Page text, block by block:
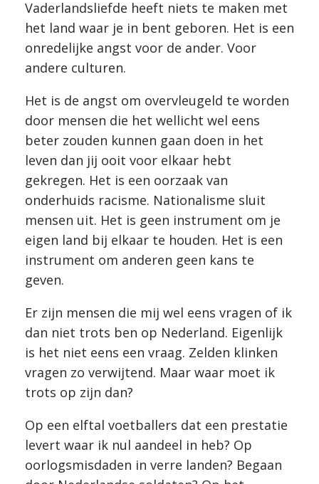
Vaderlandsliefde heeft niets te maken met
het land waar je in bent geboren. Het is een
onredelijke angst voor de ander. Voor
andere culturen.
Het is de angst om overvleugeld te worden
door mensen die het wellicht wel eens
beter zouden kunnen gaan doen in het
leven dan jij ooit voor elkaar hebt
gekregen. Het is een oorzaak van
onderhuids racisme. Nationalisme sluit
mensen uit. Het is geen instrument om je
eigen land bij elkaar te houden. Het is een
instrument om anderen geen kans te
geven.
Er zijn mensen die mij wel eens vragen of ik
dan niet trots ben op Nederland. Eigenlijk
is het niet eens een vraag. Zelden klinken
vragen zo verwijtend. Maar waar moet ik
trots op zijn dan?
Op een elftal voetballers dat een prestatie
levert waar ik nul aandeel in heb? Op
oorlogsmisdaden in verre landen? Begaan